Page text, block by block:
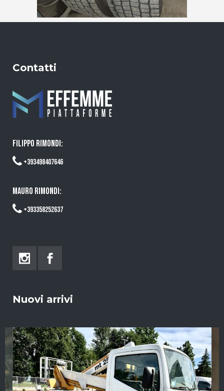
Contatti
FILIPPO RIMONDI:
+393498407646
MAURO RIMONDI:
+393358252637
Nuovi arrivi